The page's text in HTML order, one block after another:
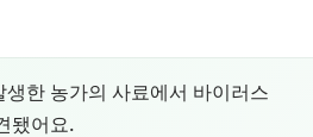
한 농가의 사료에서 바이러스
됐어요.